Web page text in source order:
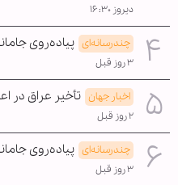
دیروز ۱۶:۳۰
چندرسانه‌ای پیاده‌روی
۳ روز قبل
اخبار جهان تأخیر عراق در
۲ روز قبل
چندرسانه‌ای پیاده‌روی
۳ روز قبل